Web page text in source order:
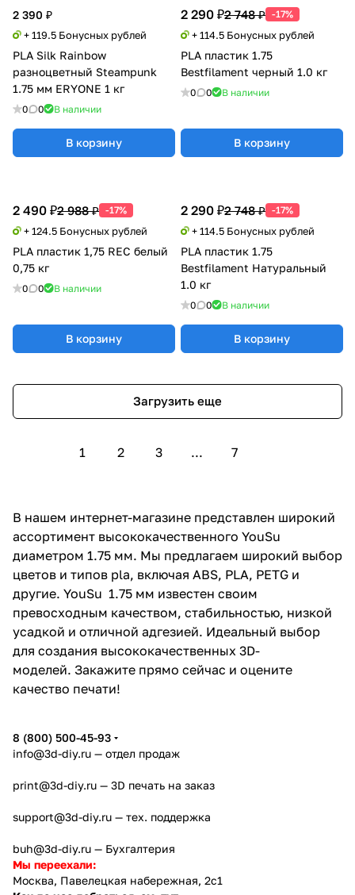
2 390 ₽
+ 119.5 Бонусных рублей
PLA Silk Rainbow
разноцветный Steampunk
1.75 мм ERYONE 1 кг
0 0 В наличии
В корзину
2 290 ₽2 748 ₽ -17%
+ 114.5 Бонусных рублей
PLA пластик 1.75
Bestfilament черный 1.0 кг
0 0 В наличии
В корзину
2 490 ₽2 988 ₽ -17%
+ 124.5 Бонусных рублей
PLA пластик 1,75 REC белый
0,75 кг
0 0 В наличии
В корзину
2 290 ₽2 748 ₽ -17%
+ 114.5 Бонусных рублей
PLA пластик 1.75
Bestfilament Натуральный
1.0 кг
0 0 В наличии
В корзину
Загрузить еще
1 2 3 ... 7
В нашем интернет-магазине представлен широкий
ассортимент высококачественного YouSu
диаметром 1.75 мм. Мы предлагаем широкий выбор
цветов и типов pla, включая ABS, PLA, PETG и
другие. YouSu 1.75 мм известен своим
превосходным качеством, стабильностью, низкой
усадкой и отличной адгезией. Идеальный выбор
для создания высококачественных 3D-
моделей. Закажите прямо сейчас и оцените
качество печати!
8 (800) 500-45-93
info@3d-diy.ru — отдел продаж
print@3d-diy.ru — 3D печать на заказ
support@3d-diy.ru — тех. поддержка
buh@3d-diy.ru — Бухгалтерия
Мы переехали:
Москва, Павелецкая набережная, 2с1